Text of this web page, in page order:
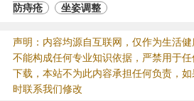
防痔疮
坐姿调整
声明：内容均源自互联网，仅作为生活健
不能构成任何专业知识依据，严禁用于
下载，本站不为此内容承担任何负责，
时联系我们修改